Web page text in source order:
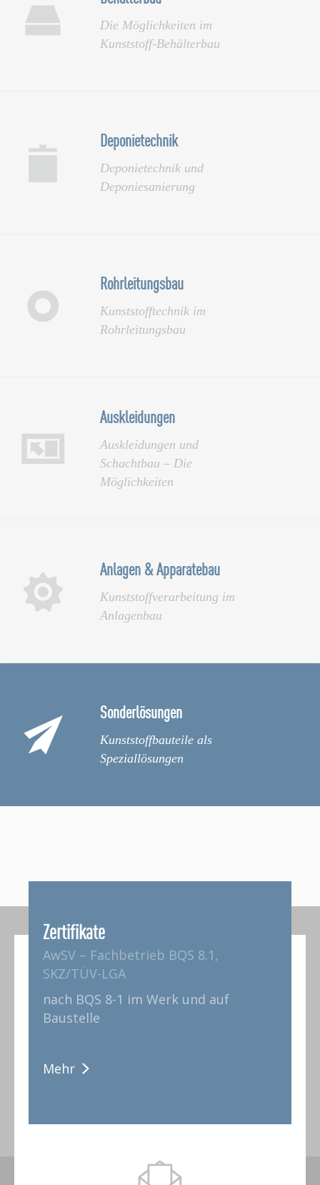
Die Möglichkeiten im
Kunststoff-Behälterbau
Deponietechnik
Deponietechnik und
Deponiesanierung
Rohrleitungsbau
Kunststofftechnik im
Rohrleitungsbau
Auskleidungen
Auskleidungen und
Schachtbau – Die
Möglichkeiten
Anlagen & Apparate­bau
Kunststoffverarbeitung im
Anlagenbau
Sonderlösungen
Kunststoffbauteile als
Speziallösungen
Zertifikate
AwSV – Fachbetrieb BQS 8.1,
SKZ/TÜV-LGA
nach BQS 8-1 im Werk und auf
Baustelle
Mehr